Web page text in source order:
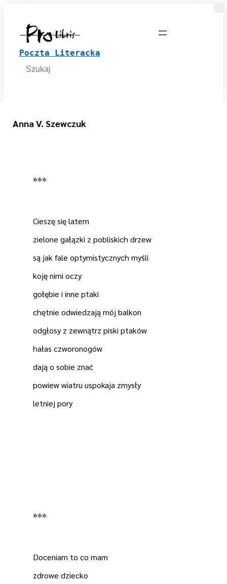
Poczta Literacka
Search
for:
Anna V. Szewczuk
***
Cieszę się latem
zielone gałązki z pobliskich drzew
są jak fale optymistycznych myśli
koję nimi oczy
gołębie i inne ptaki
chętnie odwiedzają mój balkon
odgłosy z zewnątrz piski ptaków
hałas czworonogów
dają o sobie znać
powiew wiatru uspokaja zmysły
letniej pory
***
Doceniam to co mam
zdrowe dziecko